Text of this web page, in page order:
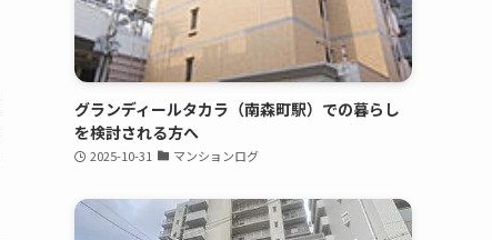
グランディールタカラ（南森町駅）での暮らし
を検討される方へ
2025-10-31 マンションログ